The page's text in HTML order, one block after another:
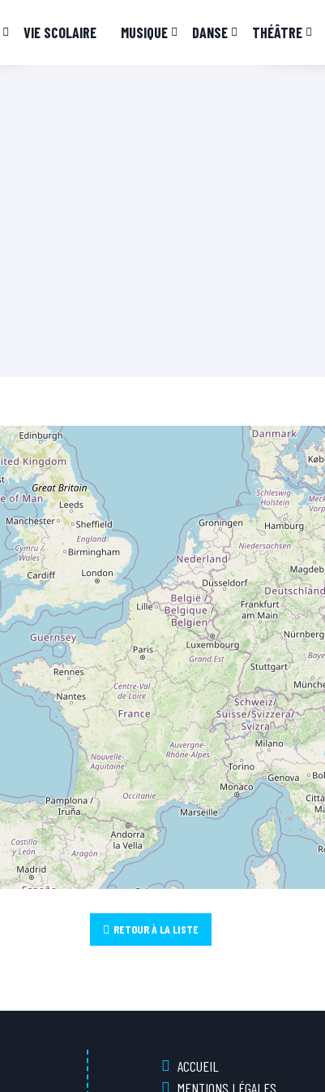
VIE SCOLAIRE MUSIQUE DANSE THÉÂTRE
RETOUR À LA LISTE
ACCUEIL
MENTIONS LÉGALES